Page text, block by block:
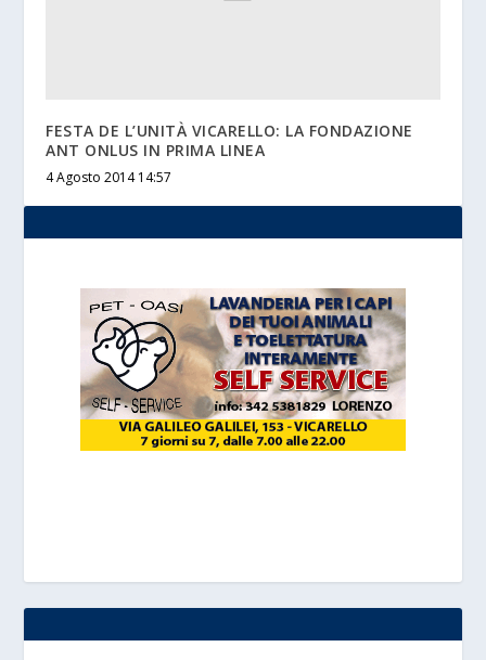
FESTA DE L’UNITÀ VICARELLO: LA FONDAZIONE
ANT ONLUS IN PRIMA LINEA
4 Agosto 2014 14:57